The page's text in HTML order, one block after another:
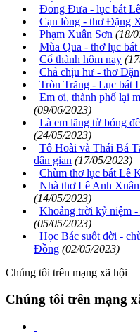
Đong Đưa - lục bát
Cạn lòng - thơ Đặng
Phạm Xuân Sơn (18/
Mùa Qua - thơ lục
Cổ thành hôm nay
Chả chịu hư - thơ
Tròn Trăng - Lục bát
Em ơi, thành phố lại
(09/06/2023)
Là em lãng tử bóng
(24/05/2023)
Tô Hoài và Thái Bá
dân gian (17/05/2023)
Chùm thơ lục bát Lê
Nhà thơ Lê Anh
(14/05/2023)
Khoảng trời kỷ niệm
(05/05/2023)
Học Bác suốt đời -
Đồng (02/05/2023)
Chúng tôi trên mạng xã hội
Chúng tôi trên mạng